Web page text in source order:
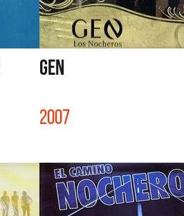
GEN
2007